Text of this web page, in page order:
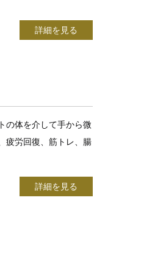
詳細を見る
の体を介して手から微
疲労回復、筋トレ、腸
詳細を見る